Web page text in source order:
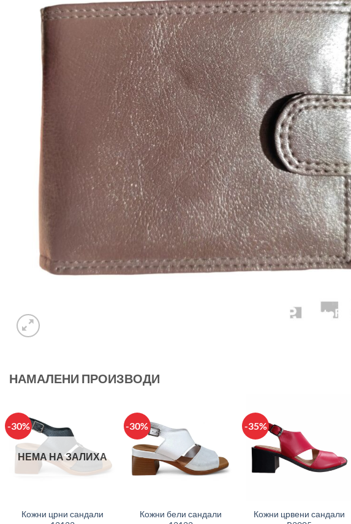
НАМАЛЕНИ ПРОИЗВОДИ
-30%
НЕМА НА ЗАЛИХА
Кожни црни сандали
-30%
Кожни бели сандали
-35%
Кожни црвени сандали